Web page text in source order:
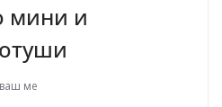
мини и
ме